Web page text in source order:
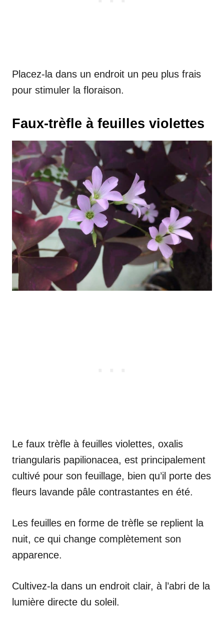
Placez-la dans un endroit un peu plus frais
pour stimuler la floraison.
Faux-trèfle à feuilles violettes
Le faux trèfle à feuilles violettes, oxalis
triangularis papilionacea, est principalement
cultivé pour son feuillage, bien qu’il porte des
fleurs lavande pâle contrastantes en été.
Les feuilles en forme de trèfle se replient la
nuit, ce qui change complètement son
apparence.
Cultivez-la dans un endroit clair, à l’abri de la
lumière directe du soleil.